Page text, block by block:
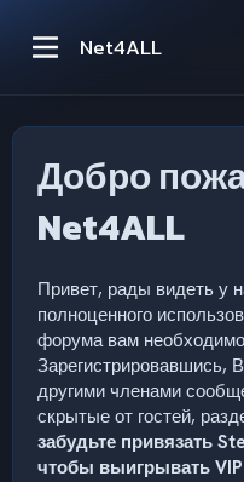
Net4ALL
Добро
Net4ALL
Привет, рады видеть у
полноценного
форума вам необходимо
Зарегистрировавшись,
другими членами
скрытые от гостей,
забудьте привязать
чтобы выигрывать